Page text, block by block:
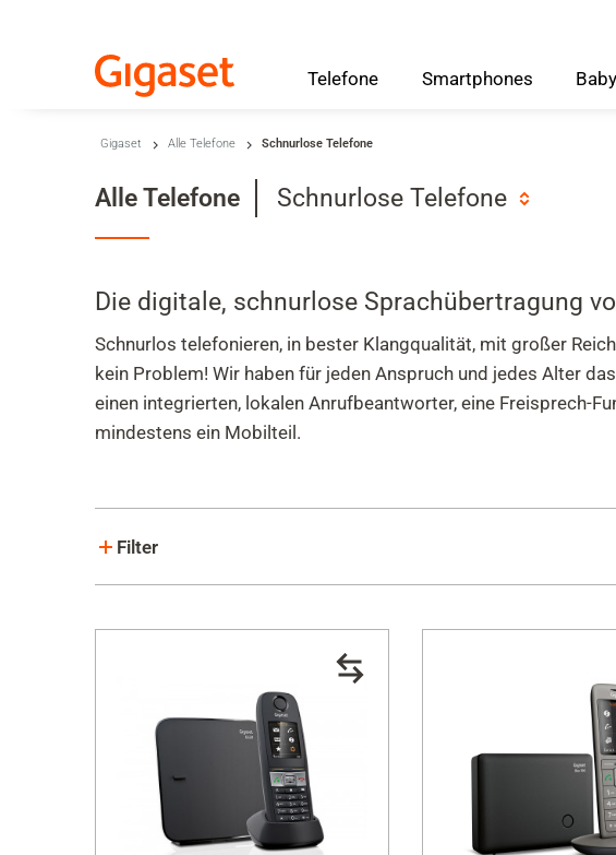
Skip to main content
Zur Suche springen
Zur Sprachauswahl springen
Skip to Cookie Configuration
Warenkorb
Customer Account
Telefone Smartphones
Gigaset Alle Telefone Schnurlose Telefone
Alle Telefone Schnurlose Telefone
Die digitale, schnurlose Sprachübertragung
Schnurlos telefonieren, in bester Klangqualität, mit großer
kein Problem! Wir haben für jeden Anspruch und jedes Alter
einen integrierten, lokalen Anrufbeantworter, eine Freisprech-
mindestens ein Mobilteil.
Filter
Silber
Weiß
Grau